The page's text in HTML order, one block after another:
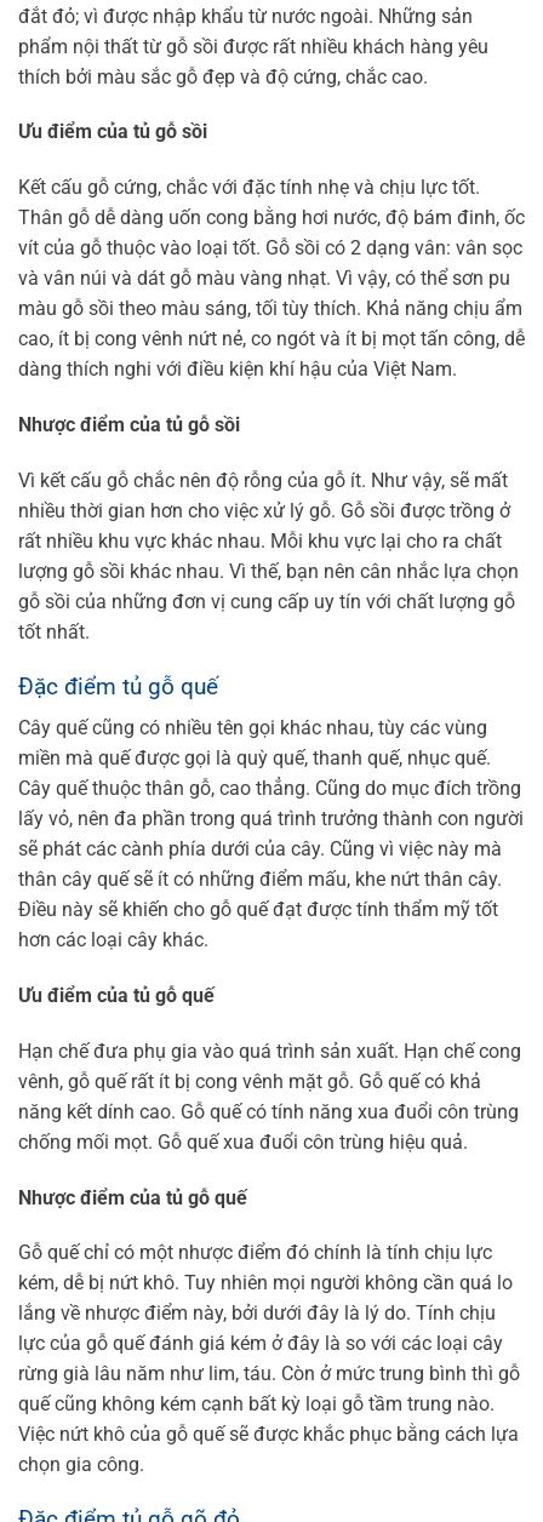
đắt đỏ; vì được nhập khẩu từ nước ngoài. Những sản
phẩm nội thất từ gỗ sồi được rất nhiều khách hàng yêu
thích bởi màu sắc gỗ đẹp và độ cứng, chắc cao.
Ưu điểm của tủ gỗ sồi
Kết cấu gỗ cứng, chắc với đặc tính nhẹ và chịu lực tốt.
Thân gỗ dễ dàng uốn cong bằng hơi nước, độ bám đinh, ốc
vít của gỗ thuộc vào loại tốt. Gỗ sồi có 2 dạng vân: vân sọc
và vân núi và dát gỗ màu vàng nhạt. Vì vậy, có thể sơn pu
màu gỗ sồi theo màu sáng, tối tùy thích. Khả năng chịu ẩm
cao, ít bị cong vênh nứt nẻ, co ngót và ít bị mọt tấn công, dễ
dàng thích nghi với điều kiện khí hậu của Việt Nam.
Nhược điểm của tủ gỗ sồi
Vì kết cấu gỗ chắc nên độ rỗng của gỗ ít. Như vậy, sẽ mất
nhiều thời gian hơn cho việc xử lý gỗ. Gỗ sồi được trồng ở
rất nhiều khu vực khác nhau. Mỗi khu vực lại cho ra chất
lượng gỗ sồi khác nhau. Vì thế, bạn nên cân nhắc lựa chọn
gỗ sồi của những đơn vị cung cấp uy tín với chất lượng gỗ
tốt nhất.
Đặc điểm tủ gỗ quế
Cây quế cũng có nhiều tên gọi khác nhau, tùy các vùng
miền mà quế được gọi là quỳ quế, thanh quế, nhục quế.
Cây quế thuộc thân gỗ, cao thẳng. Cũng do mục đích trồng
lấy vỏ, nên đa phần trong quá trình trưởng thành con người
sẽ phát các cành phía dưới của cây. Cũng vì việc này mà
thân cây quế sẽ ít có những điểm mấu, khe nứt thân cây.
Điều này sẽ khiến cho gỗ quế đạt được tính thẩm mỹ tốt
hơn các loại cây khác.
Ưu điểm của tủ gỗ quế
Hạn chế đưa phụ gia vào quá trình sản xuất. Hạn chế cong
vênh, gỗ quế rất ít bị cong vênh mặt gỗ. Gỗ quế có khả
năng kết dính cao. Gỗ quế có tính năng xua đuổi côn trùng
chống mối mọt. Gỗ quế xua đuổi côn trùng hiệu quả.
Nhược điểm của tủ gỗ quế
Gỗ quế chỉ có một nhược điểm đó chính là tính chịu lực
kém, dễ bị nứt khô. Tuy nhiên mọi người không cần quá lo
lắng về nhược điểm này, bởi dưới đây là lý do. Tính chịu
lực của gỗ quế đánh giá kém ở đây là so với các loại cây
rừng già lâu năm như lim, táu. Còn ở mức trung bình thì gỗ
quế cũng không kém cạnh bất kỳ loại gỗ tầm trung nào.
Việc nứt khô của gỗ quế sẽ được khắc phục bằng cách lựa
chọn gia công.